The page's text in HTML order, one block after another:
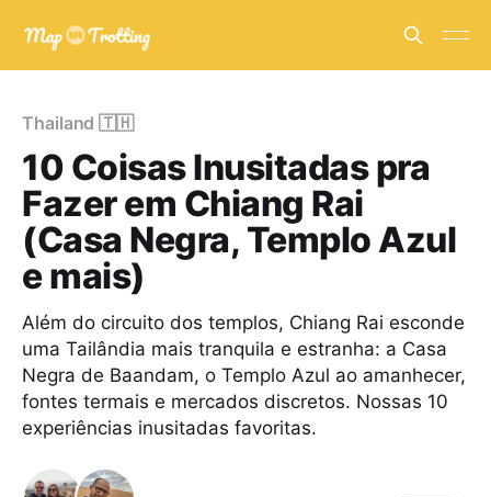
Thailand 🇹🇭
10 Coisas Inusitadas pra
Fazer em Chiang Rai
(Casa Negra, Templo Azul
e mais)
Além do circuito dos templos, Chiang Rai esconde
uma Tailândia mais tranquila e estranha: a Casa
Negra de Baandam, o Templo Azul ao amanhecer,
fontes termais e mercados discretos. Nossas 10
experiências inusitadas favoritas.